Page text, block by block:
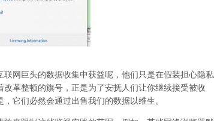
网巨头的数据收集中获益呢，他们只是在假装担心隐私
革整顿的旗号，正是为了安抚人们让你继续接受被收
它们必然会通过出售我们的数据以维生。